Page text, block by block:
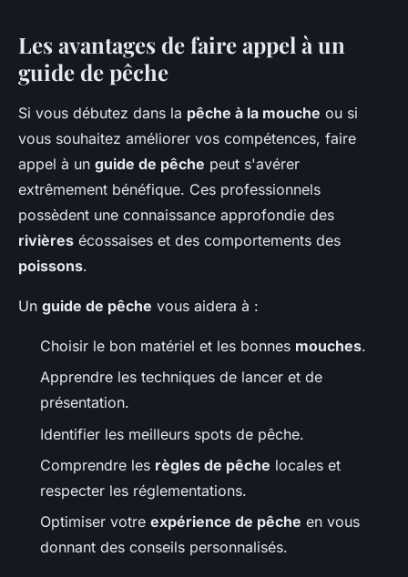
Les avantages de faire appel à un
guide de pêche
Si vous débutez dans la pêche à la mouche ou si
vous souhaitez améliorer vos compétences, faire
appel à un guide de pêche peut s'avérer
extrêmement bénéfique. Ces professionnels
possèdent une connaissance approfondie des
rivières écossaises et des comportements des
poissons.
Un guide de pêche vous aidera à :
Choisir le bon matériel et les bonnes mouches.
Apprendre les techniques de lancer et de
présentation.
Identifier les meilleurs spots de pêche.
Comprendre les règles de pêche locales et
respecter les réglementations.
Optimiser votre expérience de pêche en vous
donnant des conseils personnalisés.